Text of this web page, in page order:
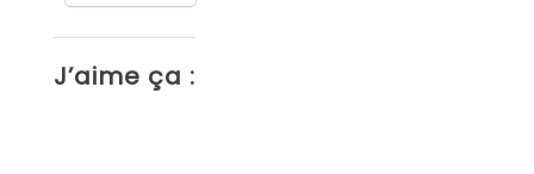
J’aime ça :